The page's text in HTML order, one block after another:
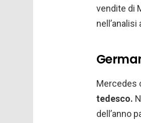
vendite di
nell’analisi
Mercedes
tedesco.
dell’anno